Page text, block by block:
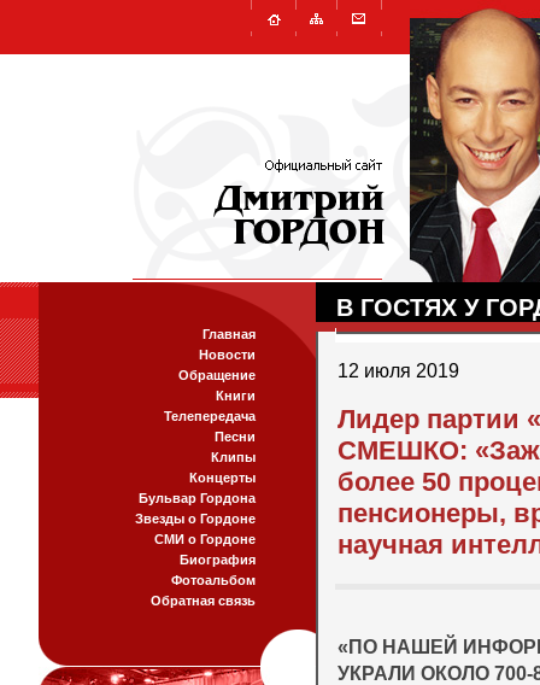
Главная
Новости
Обращение
Книги
Телепередача
Песни
Клипы
Концерты
Бульвар Гордона
Звезды о Гордоне
СМИ о Гордоне
Биография
Фотоальбом
Обратная связь
В ГОСТЯХ У
12 июля 2019
Лидер партии
СМЕШКО:
более 50
пенсионеры,
научная
«ПО НАШЕЙ
УКРАЛИ ОКОЛО